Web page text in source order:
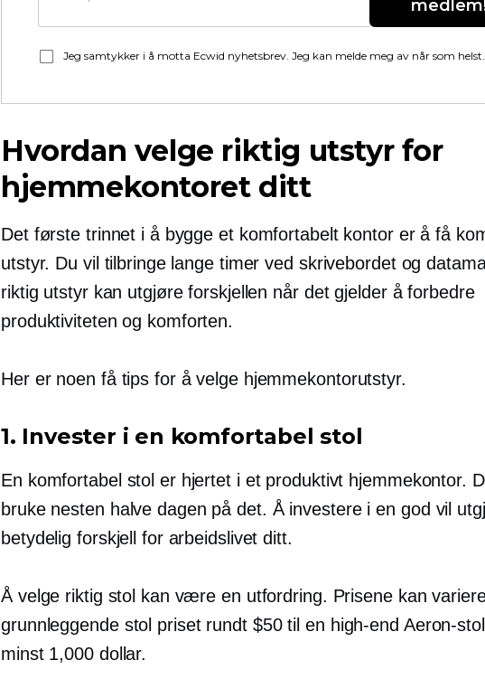
Jeg samtykker i å motta Ecwid nyhetsbrev. Jeg kan melde meg av når som helst.
Hvordan velge riktig utstyr for
hjemmekontoret ditt
Det første trinnet i å bygge et komfortabelt kontor er å få
utstyr. Du vil tilbringe lange timer ved skrivebordet og
riktig utstyr kan utgjøre forskjellen når det gjelder å forbedre
produktiviteten og komforten.
Her er noen få tips for å velge hjemmekontorutstyr.
1. Invester i en komfortabel stol
En komfortabel stol er hjertet i et produktivt hjemmekontor.
bruke nesten halve dagen på det. Å investere i en god vil
betydelig forskjell for arbeidslivet ditt.
Å velge riktig stol kan være en utfordring. Prisene kan
grunnleggende stol priset rundt $50 til en high-end Aeron-
minst 1,000 dollar.